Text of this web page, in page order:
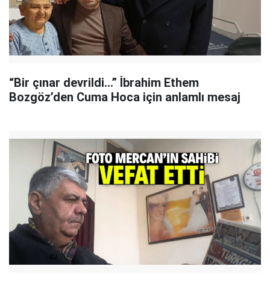
“Bir çınar devrildi…” İbrahim Ethem
Bozgöz’den Cuma Hoca için anlamlı mesaj